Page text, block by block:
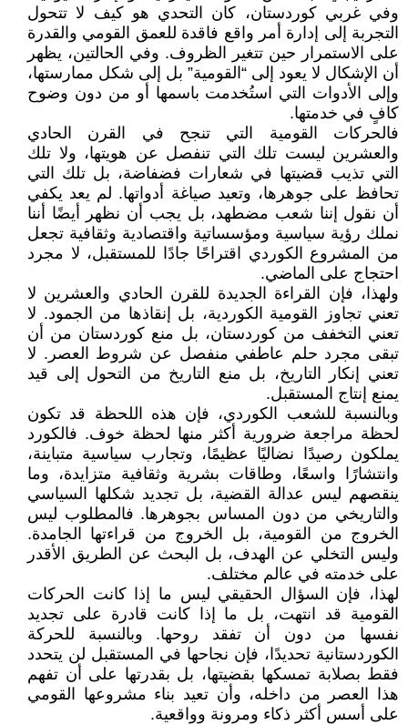
وفي غربي كوردستان، كان التحدي هو كيف لا تتحول
التجربة إلى إدارة أمر واقع فاقدة للعمق القومي والقدرة
على الاستمرار حين تتغير الظروف. وفي الحالتين، يظهر
أن الإشكال لا يعود إلى “القومية” بل إلى شكل ممارستها،
وإلى الأدوات التي استُخدمت باسمها أو من دون وضوح
كافٍ في خدمتها.
فالحركات القومية التي تنجح في القرن الحادي
والعشرين ليست تلك التي تنفصل عن هويتها، ولا تلك
التي تذيب قضيتها في شعارات فضفاضة، بل تلك التي
تحافظ على جوهرها، وتعيد صياغة أدواتها. لم يعد يكفي
أن نقول إننا شعب مضطهد، بل يجب أن نظهر أيضًا أننا
نملك رؤية سياسية ومؤسساتية واقتصادية وثقافية تجعل
من المشروع الكوردي اقتراحًا جادًا للمستقبل، لا مجرد
احتجاج على الماضي.
ولهذا، فإن القراءة الجديدة للقرن الحادي والعشرين لا
تعني تجاوز القومية الكوردية، بل إنقاذها من الجمود. لا
تعني التخفف من كوردستان، بل منع كوردستان من أن
تبقى مجرد حلم عاطفي منفصل عن شروط العصر. لا
تعني إنكار التاريخ، بل منع التاريخ من التحول إلى قيد
يمنع إنتاج المستقبل.
وبالنسبة للشعب الكوردي، فإن هذه اللحظة قد تكون
لحظة مراجعة ضرورية أكثر منها لحظة خوف. فالكورد
يملكون رصيدًا نضاليًا عظيمًا، وتجارب سياسية متباينة،
وانتشارًا واسعًا، وطاقات بشرية وثقافية متزايدة، وما
ينقصهم ليس عدالة القضية، بل تجديد شكلها السياسي
والتاريخي من دون المساس بجوهرها. فالمطلوب ليس
الخروج من القومية، بل الخروج من قراءتها الجامدة.
وليس التخلي عن الهدف، بل البحث عن الطريق الأقدر
على خدمته في عالم مختلف.
لهذا، فإن السؤال الحقيقي ليس ما إذا كانت الحركات
القومية قد انتهت، بل ما إذا كانت قادرة على تجديد
نفسها من دون أن تفقد روحها. وبالنسبة للحركة
الكوردستانية تحديدًا، فإن نجاحها في المستقبل لن يتحدد
فقط بصلابة تمسكها بقضيتها، بل بقدرتها على أن تفهم
هذا العصر من داخله، وأن تعيد بناء مشروعها القومي
على أسس أكثر ذكاء ومرونة وواقعية.